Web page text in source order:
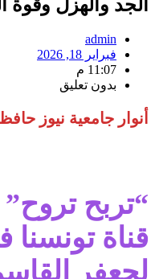
الجد والهزل وقوة
admin
فبراير 18, 2026
11:07 م
بدون تعليق
أنوار جامعية نيوز
“تربح
قناة
لجعفر